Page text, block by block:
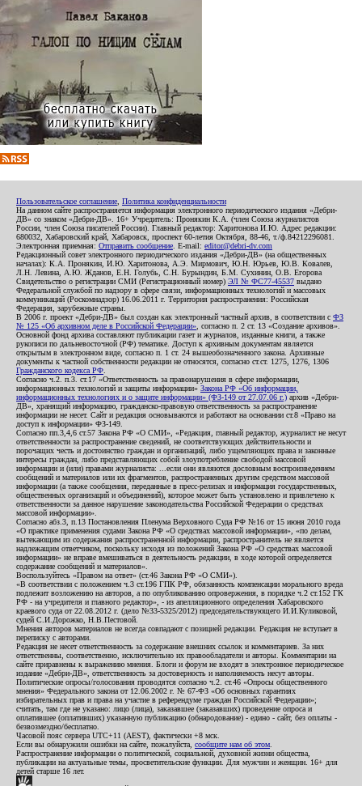
Пользовательское соглашение Политика конфиденциальности
На данном сайте распространяется информация электронного периодического издания «Дебри-
ДВ» со знаком «Дебри-ДВ». 16+ Учредитель: Пронякин К.А. (член Союза журналистов
России, член Союза писателей России). Главный редактор: Харитонова И.Ю. Адрес редакции:
680032, Хабаровский край, Хабаровск, проспект 60-летия Октября, 88-46, т./ф.84212296081.
Электронная приемная: Отправить сообщение . E-mail: editor@debri-dv.com
Редакционный совет электронного периодического издания «Дебри-ДВ» (на общественных
началах): К.А. Пронякин, И.Ю. Харитонова, А.Э. Мирмович, Ю.Н. Юрьев, Ю.В. Ковалев,
Л.Н. Левина, А.Ю. Жданов, Е.Н. Голубь, С.Н. Бурындин, Б.М. Сухинин, О.В. Егорова
Свидетельство о регистрации СМИ (Регистрационный номер) ЭЛ № ФС77-45537 выдано
Федеральной службой по надзору в сфере связи, информационных технологий и массовых
коммуникаций (Роскомнадзор) 16.06.2011 г. Территория распространения: Российская
Федерация, зарубежные страны.
В 2006 г. проект «Дебри-ДВ» был создан как электронный частный архив, в соответствии с ФЗ
№ 125 «Об архивном деле в Российской Федерации» , согласно п. 2 ст. 13 «Создание архивов».
Основной фонд архива составляют публикации газет и журналов, изданные книги, а также
рукописи по дальневосточной (РФ) тематике. Доступ к архивным документам является
открытым в электронном виде, согласно п. 1 ст. 24 вышеобозначенного закона. Архивные
документы к частной собственности редакции не относятся, согласно ст.ст. 1275, 1276, 1306
Гражданского кодекса РФ
Согласно ч.2. п.3. ст.17 «Ответственность за правонарушения в сфере информации,
информационных технологий и защиты информации» Закона РФ «Об информации,
информационных технологиях и о защите информации» (ФЗ-149 от 27.07.06 г.) архив «Дебри-
ДВ», хранящий информацию, гражданско-правовую ответственность за распространение
информации не несет. Сайт и редакция основываются и работают на основании ст.8 «Право на
доступ к информации» ФЗ-149.
Согласно пп.3,4,6 ст.57 Закона РФ «О СМИ», «Редакция, главный редактор, журналист не несут
ответственности за распространение сведений, не соответствующих действительности и
порочащих честь и достоинство граждан и организаций, либо ущемляющих права и законные
интересы граждан, либо представляющих собой злоупотребление свободой массовой
информации и (или) правами журналиста: ...если они являются дословным воспроизведением
сообщений и материалов или их фрагментов, распространенных другим средством массовой
информации (а также сообщения, переданные в пресс-релизах и информация государственных,
общественных организаций и объединений), которое может быть установлено и привлечено к
ответственности за данное нарушение законодательства Российской Федерации о средствах
массовой информации».
Согласно абз.3, п.13 Постановления Пленума Верховного Суда РФ №16 от 15 июня 2010 года
«О практике применения судами Закона РФ «О средствах массовой информации», «по делам,
вытекающим из содержания распространенной информации, распространитель не является
надлежащим ответчиком, поскольку исходя из положений Закона РФ «О средствах массовой
информации» не вправе вмешиваться в деятельность редакции, в ходе которой определяется
содержание сообщений и материалов».
Воспользуйтесь «Правом на ответ» (ст.46 Закона РФ «О СМИ»).
«В соответствии с положением ч.3 ст.196 ГПК РФ, обязанность компенсации морального вреда
подлежит возложению на авторов, а по опубликованию опровержения, в порядке ч.2 ст.152 ГК
РФ - на учредителя и главного редактор», - из апелляционного определения Хабаровского
краевого суда от 22.08.2012 г. (дело №33-5325/2012) председательствующего И.И.Куликовой,
судей С.И.Дорожко, Н.В.Пестовой.
Мнения авторов материалов не всегда совпадают с позицией редакции. Редакция не вступает в
переписку с авторами.
Редакция не несет ответственность за содержание внешних ссылок и комментариев. За них
ответственны, соответственно, исключительно их правообладатели и авторы. Комментарии на
сайте приравнены к выражению мнения. Блоги и форум не входят в электронное периодическое
издание «Дебри-ДВ», ответственность за достоверность и наполняемость несут авторы.
Политические опросы/голосования проводятся согласно ч.2. ст.46 «Опросы общественного
мнения» Федерального закона от 12.06.2002 г. № 67-ФЗ «Об основных гарантиях
избирательных прав и права на участие в референдуме граждан Российской Федерации»;
считать, там где не указано: лицо (лица), заказавшее (заказавших) проведение опроса и
оплатившее (оплативших) указанную публикацию (обнародование) - едино - сайт, без оплаты -
безвозмездно/бесплатно.
Часовой пояс сервера UTC+11 (AEST), фактически +8 мск.
Если вы обнаружили ошибки на сайте, пожалуйста, сообщите нам об этом
Распространение информации о политической, социальной, духовной жизни общества,
публикации на актуальные темы, просветительские функции. Для мужчин и женщин. 16+ для
детей старше 16 лет.